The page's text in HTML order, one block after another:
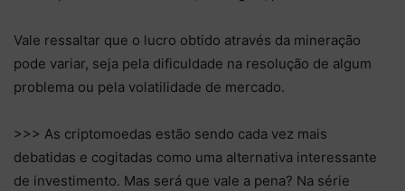
Vale ressaltar que o lucro obtido através da mineração
pode variar, seja pela dificuldade na resolução de algum
problema ou pela volatilidade de mercado.
>>> As criptomoedas estão sendo cada vez mais
debatidas e cogitadas como uma alternativa interessante
de investimento. Mas será que vale a pena? Na série